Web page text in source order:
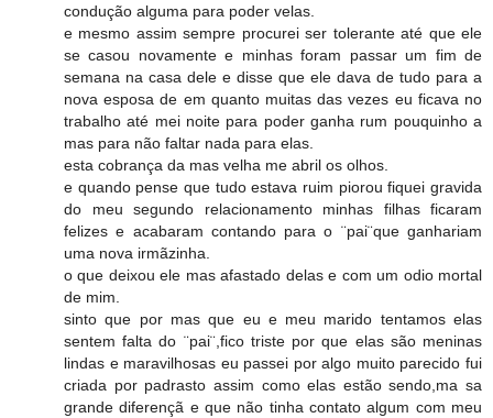
condução alguma para poder velas.
e mesmo assim sempre procurei ser tolerante até que ele
se casou novamente e minhas foram passar um fim de
semana na casa dele e disse que ele dava de tudo para a
nova esposa de em quanto muitas das vezes eu ficava no
trabalho até mei noite para poder ganha rum pouquinho a
mas para não faltar nada para elas.
esta cobrança da mas velha me abril os olhos.
e quando pense que tudo estava ruim piorou fiquei gravida
do meu segundo relacionamento minhas filhas ficaram
felizes e acabaram contando para o ¨pai¨que ganhariam
uma nova irmãzinha.
o que deixou ele mas afastado delas e com um odio mortal
de mim.
sinto que por mas que eu e meu marido tentamos elas
sentem falta do ¨pai¨,fico triste por que elas são meninas
lindas e maravilhosas eu passei por algo muito parecido fui
criada por padrasto assim como elas estão sendo,ma sa
grande diferençã e que não tinha contato algum com meu